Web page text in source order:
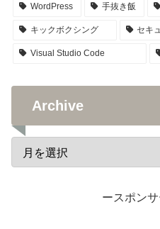
WordPress 手抜き飯
キックボクシング セキ
Visual Studio Code
Archive
ースポン